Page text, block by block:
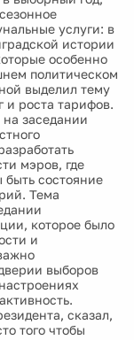
услуги: в
истории
особенно
политическом
выделил тему
и роста тарифов.
заседании
мэров, где
состояние
Тема
которое было
и
выборов
сказал,
того чтобы